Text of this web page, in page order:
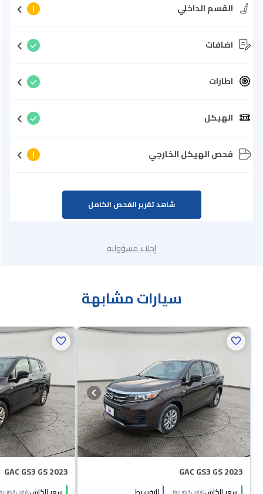
القسم الداخلي
اضافات
اطارات
الهيكل
فحص الهيكل الخارجي
شاهد تقرير الفحص الكامل
إخلاء مسؤولية
سيارات مشابهة
GAC GS3 GS 2023
(شامل الضريبة)
GAC GS3 GS 2023
(شامل